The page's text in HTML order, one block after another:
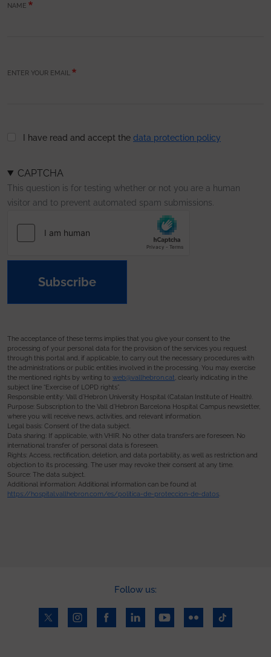
NAME
ENTER YOUR EMAIL
I have read and accept the data protection policy
CAPTCHA
This question is for testing whether or not you are a human
visitor and to prevent automated spam submissions.
Subscribe
The acceptance of these terms implies that you give your consent to the
processing of your personal data for the provision of the services you request
through this portal and, if applicable, to carry out the necessary procedures with
the administrations or public entities involved in the processing. You may exercise
the mentioned rights by writing to web@vallhebron.cat, clearly indicating in the
subject line “Exercise of LOPD rights”.
Responsible entity: Vall d’Hebron University Hospital (Catalan Institute of Health).
Purpose: Subscription to the Vall d’Hebron Barcelona Hospital Campus newsletter,
where you will receive news, activities, and relevant information.
Legal basis: Consent of the data subject.
Data sharing: If applicable, with VHIR. No other data transfers are foreseen. No
international transfer of personal data is foreseen.
Rights: Access, rectification, deletion, and data portability, as well as restriction and
objection to its processing. The user may revoke their consent at any time.
Source: The data subject.
Additional information: Additional information can be found at
https://hospital.vallhebron.com/es/politica-de-proteccion-de-datos
Follow us: